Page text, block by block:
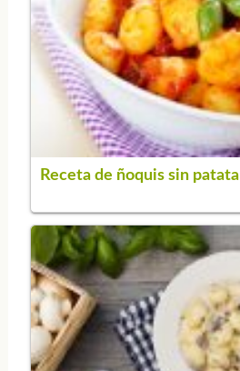
Receta de ñoquis sin patata